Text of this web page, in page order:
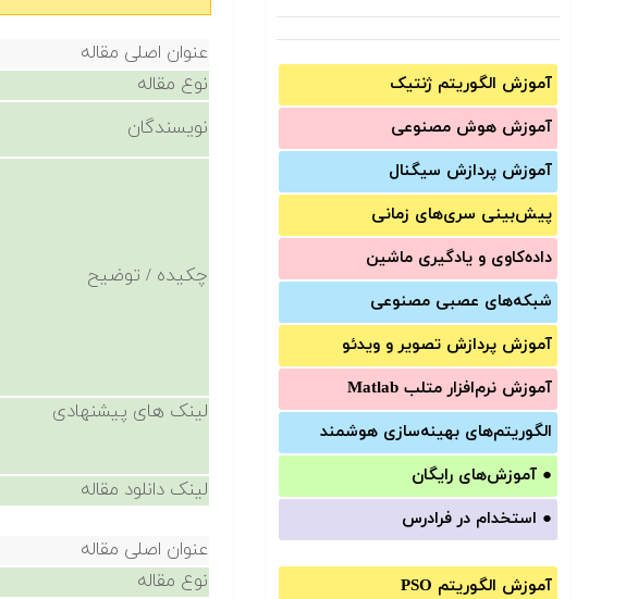
آموزش الگوریتم ژنتیک
آموزش‌ هوش مصنوعی
آموزش‌ پردازش سیگنال
پیش‌‌بینی سری‌‌های زمانی
داده‌کاوی و یادگیری ماشین
شبکه‌های عصبی مصنوعی
آموزش‌ پردازش تصویر و ویدئو
آموزش‌ نرم‌افزار متلب Matlab
الگوریتم‌های بهینه‌سازی هوشمند
● آموزش‌های رایگان
● استخدام در فرادرس
آموزش الگوریتم PSO
عنوان اصلی مقاله
نوع مقاله
نویسندگان
چکیده / توضیح
لینک های پیشنهادی
لینک دانلود مقاله
عنوان اصلی مقاله
نوع مقاله